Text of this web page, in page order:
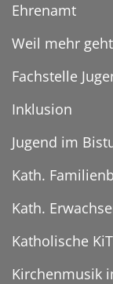
Ehrenamt
Weil mehr
Fachstelle
Inklusion
Jugend im
Kath.
Kath.
Katholische
Kirchenmusik